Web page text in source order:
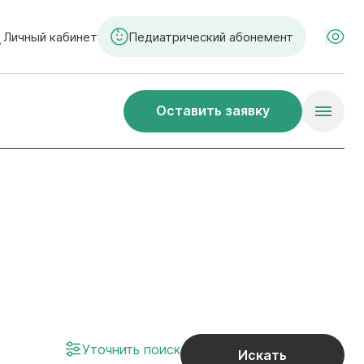
Личный кабинет Педиатрический абонемент
Оставить заявку
Уточнить поиск Искать